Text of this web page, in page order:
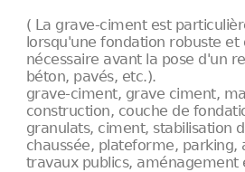
( La grave-ciment est
lorsqu'une fondation robuste et
nécessaire avant la pose d'un
béton, pavés, etc.).
grave-ciment, grave ciment,
construction, couche de
granulats, ciment, stabilisation
chaussée, plateforme, parking,
travaux publics, aménagement